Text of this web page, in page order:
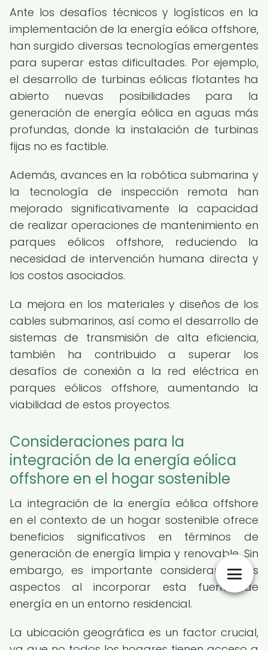
Ante los desafíos técnicos y logísticos en la
implementación de la energía eólica offshore,
han surgido diversas tecnologías emergentes
para superar estas dificultades. Por ejemplo,
el desarrollo de turbinas eólicas flotantes ha
abierto nuevas posibilidades para la
generación de energía eólica en aguas más
profundas, donde la instalación de turbinas
fijas no es factible.
Además, avances en la robótica submarina y
la tecnología de inspección remota han
mejorado significativamente la capacidad
de realizar operaciones de mantenimiento en
parques eólicos offshore, reduciendo la
necesidad de intervención humana directa y
los costos asociados.
La mejora en los materiales y diseños de los
cables submarinos, así como el desarrollo de
sistemas de transmisión de alta eficiencia,
también ha contribuido a superar los
desafíos de conexión a la red eléctrica en
parques eólicos offshore, aumentando la
viabilidad de estos proyectos.
Consideraciones para la
integración de la energía eólica
offshore en el hogar sostenible
La integración de la energía eólica offshore
en el contexto de un hogar sostenible ofrece
beneficios significativos en términos de
generación de energía limpia y renovable. Sin
embargo, es importante considerar varios
aspectos al incorporar esta fuente de
energía en un entorno residencial.
La ubicación geográfica es un factor crucial,